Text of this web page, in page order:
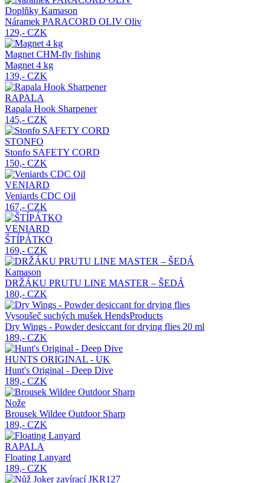
Doplňky Kamason
Náramek PARACORD OLIV Oliv
129,- CZK
Magnet CHM-fly fishing
Magnet 4 kg
139,- CZK
RAPALA
Rapala Hook Sharpener
145,- CZK
STONFO
Stonfo SAFETY CORD
150,- CZK
VENIARD
Veniards CDC Oil
167,- CZK
VENIARD
ŠTÍPÁTKO
169,- CZK
Kamason
DRŽÁKU PRUTU LINE MASTER – ŠEDÁ
180,- CZK
Vysoušeč suchých mušek HendsProducts
Dry Wings - Powder desiccant for drying flies 20 ml
189,- CZK
HUNTS ORIGINAL - UK
Hunt's Original - Deep Dive
189,- CZK
Nože
Brousek Wildee Outdoor Sharp
189,- CZK
RAPALA
Floating Lanyard
189,- CZK